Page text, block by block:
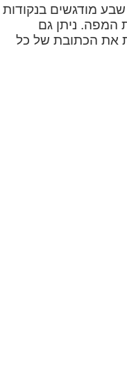
מודגשים בנקודות
המפה. ניתן גם
את הכתובת של כל